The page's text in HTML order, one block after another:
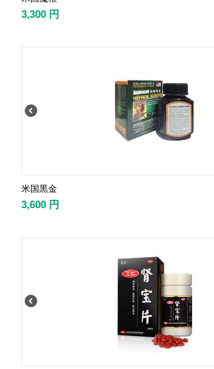
3,300 円
米国黒金
3,600 円